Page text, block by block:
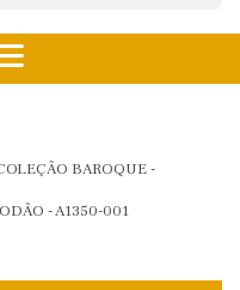
BAROQUE -
- A1350-001